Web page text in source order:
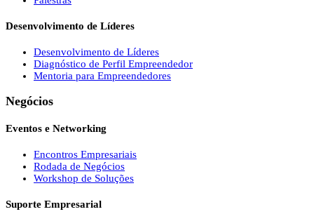
Desenvolvimento de Líderes
Desenvolvimento de Líderes
Diagnóstico de Perfil Empreendedor
Mentoria para Empreendedores
Negócios
Eventos e Networking
Encontros Empresariais
Rodada de Negócios
Workshop de Soluções
Suporte Empresarial